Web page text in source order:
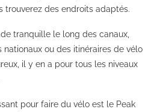
trouverez des endroits adaptés.
tranquille le long des canaux,
ou des itinéraires de vélo
il y en a pour tous les niveaux
pour faire du vélo est le Peak